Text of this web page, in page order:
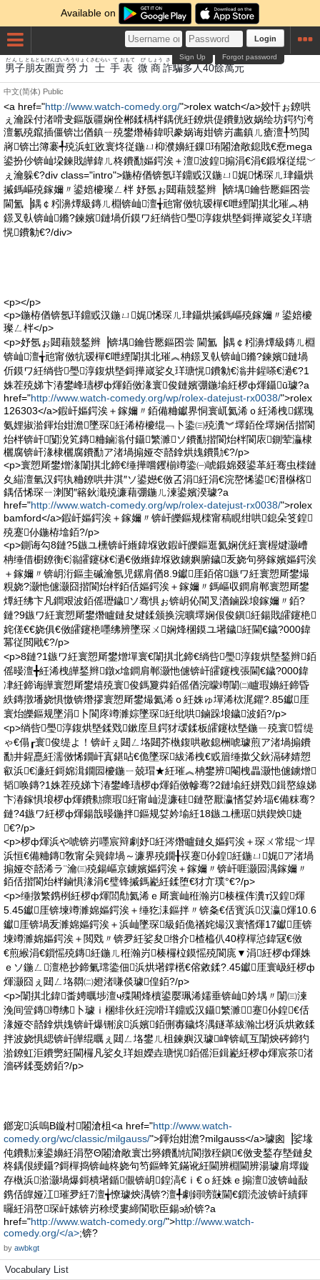
Available on
Login
Forgot password
Sign Up
男子
だんし
朋
とも
友
とも
圈
けん
賣
ばい
勞力
ろうりょく
士
さむらい
手
て
表
おもて
微
び
商
しょう
詐
さ
騙
へん
多人
たじん
40餘萬
まん
元
もと
中文(简体) Public
<a href="http://www.watch-comedy.org/">rolex watch</a>姣忓ぉ鐐哄
ぇ瀹跺付渚嗗叏鏂版疆娴佺郴鍒楀柈鍝侊紝鐐烘偍鐨勭敓娲绘坊鍔犳洿
澶氱殑鑹插僵锛岀偤鎮ㄧ殑鐢熸椿鍏呮豢娲诲姏锛岃畵鎮ㄦ瘡澶╀笉閲
嶈锛岀簿褰╃殑浜虹敓寰炵従鍦ㄩ枊濮嬶紝鏁珛闂滄敞鎴戝€憃mega
鍙扮仯锛屾垜鍊戝皣鍏ㄦ柊鐨勫嫗鍔涘＋澶波鍠搧涓€涓€鍛堢従绲﹀
ぇ瀹躲€?div class="intro">鍦栫偤锛氬珜鐤戜汉鍦ㄩ娓悕琛ㄦ珒鑷烘
摵鎷嶇殑鎵嬭〃鍙婄櫦璨ㄥ柈 妤氬ぉ閮藉競鍫辫▕锛堣鑰呰憠鏂囨尝
閫氳▕鍝￠粌濞燂級鏄ㄦ棩锛屾澶╅兘甯傚牨瑷樿€呭緸闈掑北璀︽柟
鐛叉倝锛屾鏅?鍊嬪鏈堝伒鏌ワ紝绱呰璺淳鍑烘墍鎶撶嵅娑夊珜瑭
愰鐨勨€?/div>
<p></p>
<p>鍦栫偤锛氬珜鐤戜汉鍦ㄩ娓悕琛ㄦ珒鑷烘摵鎷嶇殑鎵嬭〃鍙婄櫦
璨ㄥ柈</p>
<p>妤氬ぉ閮藉競鍫辫▕锛堣鑰呰憠鏂囨尝 閫氳▕鍝￠粌濞燂級鏄ㄦ棩
锛屾澶╅兘甯傚牨瑷樿€呭緸闈掑北璀︽柟鐛叉倝锛屾鏅?鍊嬪鏈堝
伒鏌ワ紝绱呰璺淳鍑烘墍鎶撶嵅娑夊珜瑭愰鐨勨€滃井鍟嗏€濄€?1
姝茬殑娣卞湷鐢峰瓙椤ф煇銆傚湪寰俊鏈嬪弸鍦堬紝椤ф煇鑷ū璩?a
href="http://www.watch-comedy.org/wp/rolex-datejust-rx0038/">rolex
126303</a>鍜屽嫗鍔涘＋鎵嬭〃銆備粬钀界恫寰屼氦浠ｏ紝浠栧鏍瑰
氨娌掓湁鍕炲姏澹墜琛紝浠栫櫦绲﹁卜鍌㈢殑瀵︾墿銆佺墿娴佸揩閬
炲柈锛屽闅涗笂鏄粬鏀滃付鑷繁濉ソ鐨勫揩閬炲柈閬庡鍘荤灜棣
欐腐锛屽湪棣欐腐鐨勫ア渚堝搧娅冭嚭鎿烘媿鐨勩€?/p>
<p>寰愬厛鐢熷湪闈掑北鍗€缍撶嚐钁椾竴鍌㈠唬鍛婂叕鍙革紝骞虫檪鏈
夊緢澶氫汉鍔犱粬鐐哄井淇″ソ鍙嬨€傚叾涓紝涓€浣嶅悕鍙€溍椕楁
鍝佸悕琛ㄧ溂閺″簵鈥濈殑濂藉弸鍦ㄦ湅鍙嬪湀璩?a
href="http://www.watch-comedy.org/wp/rolex-datejust-rx0038/">rolex
bamford</a>鍜屽嫗鍔涘＋鎵嬭〃锛屽皪鏂规檪甯稿睍绀哄鎴朵笅鍠
殑蹇仦鍦栫墖銆?/p>
<p>鍘诲勾8鏈?5鏃ユ櫄锛屽緪鍏堢敓鍜屽皪鏂逛氦娴侊紝寰楃煡灏嶆
柟缍借櫉鐐衡€滃皬鑳栤€濄€傚緪鍏堢敓鐪嬩腑鐬叐娆句簩鎵嬪嫗鍔涘
＋鎵嬭〃锛岄洐鏂圭磩瀹氬児鏍肩偤8.9钀厓銆傛鏃ワ紝寰愬厛鐢熶
粯娆?灏忚儢灏囧揩閬炲柈銆佸嫗鍔涘＋鎵嬭〃鎷嶇収鐧肩郸寰愬厛鐢
燂紝绋卞凡鐧艰波銆傜瓑鐬ソ骞惧ぉ锛岄伈閬叉湭鏀跺埌鎵嬭〃銆?
鏈?9鏃ワ紝寰愬厛鐢熸矑鏈夋煡鍒颁换浣曠墿娴佷俊鎭紝鍚戝皬鑳栬
姹傞€€娆俱€傚皬鑳栬嚜绋辨墜琛ㄨ娴烽棞鏌ユ墸鐬紝閫€鐬?000鍏
冪従閲戙€?/p>
<p>8鏈?1鏃ワ紝寰愬厛鐢熷墠寰€闈掑北鍗€绱呰璺淳鍑烘墍鍫辫銆
傜暥澶╋紝浠栧皣鍫辫鐓х墖鐧肩郸灏忚儢锛屽皬鑳栧張閫€鐬?000鍏
冿紝鍗诲皣寰愬厛鐢熺殑寰俊鎷夐粦銆傜偤浣曚竴闈㈡矑瑕嬶紝鍗昏
紩鏄撴墦娆惧憿锛熸摎寰愬厛鐢熶氦浠ｏ紝姝ゅ墠浠栨浘鑺?.85钀厓
寰炲皪鏂规墜涓卜閬庝竴濉婃墜琛紝纰哄鏀跺埌鐬波銆?/p>
<p>绱呰璺淳鍑烘墍鍒戣鏉庢旦鍔犲叆鍒板皬鑳栨墍鍦ㄧ殑寰晢缇
ゃ€傝┎寰俊缇よ！锛屽ぇ閮ㄥ垎閮芥槸鍑哄敭鎴栦唬璩煎ア渚堝搧鐨
勫井鍟嗭紝濡傚悕鐗屽寘鍖呫€佹墜琛紱浠栧€戜篃缍撳父鈥滆硣婧愬
叡浜€濓紝鎶婂湒鐗囩櫦鍦ㄧ兢瑁★紝璀︽柟鐢辨閹栧畾灏忚儢鐪熷
韬唤鏄?1姝茬殑娣卞湷鐢峰瓙椤ф煇銆傚幓骞?2鏈堬紝姘戣鍓嶅線娣
卞湷鎵惧埌椤ф煇鐨勬瘝瑕紝甯屾湜濂硅鏈嶅厭瀛愭姇妗堛€備粖骞?
鏈?4鏃ワ紝椤ф煇鍚戠暥鍦拌鏂规姇妗堬紝18鏃ユ櫄琚娂鍥炴婕
€?/p>
<p>椤ф煇浜や唬锛岃嚜宸辩劇妤紝涔熸矑鏈夊嫗鍔涘＋琛ㄨ常绲﹀垾
浜恒€備粬鏄敎甯朵簨鍏堝～濂界殑鐗╂祦蹇仦鍠紝鍦ㄩ娓ア渚堝
搧娅冭嚭浠ラ¨瀹㈢殑鍚嶇京鐪嬪嫗鍔涘＋鎵嬭〃锛屽啀灏囩湡鎵嬭〃
銆佸揩閬炲柈鏀惧湪涓€璧锋摵鎷嶏紝鍒堕€犲亣璞°€?/p>
<p>缍撴繁鎸栵紝椤ф煇閭勪氦浠ｅ厛寰屾秹瀚岃楱欓伡瀵т汉鍠煇
5.45钀厓锛堜竴濉婂嫗鍔涘＋缍犵洡鏂拌〃锛夈€佸寳浜汉瀛煇10.6
钀厓锛堝叐濉婂嫗鍔涘＋浜屾墜琛級銆佹禉姹熶汉寰愭煇17钀厓锛
堜竴濉婂嫗鍔涘＋閲戣〃锛夛紝娑夋绺介楂橀仈40椁樿惉鍏冦€傚
€煎緱涓€鎻愮殑鏄紝鍦ㄦ秹瀚岃楱欏柆鏌愮殑閬庣▼涓紝椤ф煇姝
ｅソ鍦ㄥ澶栬抄鍗氭瑺鍌佃浜烘墸鐣欍€傛敹鍒?.45钀厓寰岋紝椤ф
煇灏囧ぇ閮ㄥ垎閷㈡嬁渚嗛倓璩偟銆?/p>
<p>闈掑北鍏畨娉曞埗澶ч殜闀烽櫝鍙嬮珮浠嬬垂锛屾妗堣〃闈㈢湅
浼间箮鏄竴绋卜璩ｉ棞绯伙紝浣嗗珜鐤戜汉鑷繁濉蹇仦鍠€佸
湪娅冭嚭鎿烘媿锛屽爆铏涙浜嬪銆侀毐鐬炵湡鐩革紱瀚岀枒浜烘敹鍒
拌波娆惧緦锛屽皣绲曞ぇ閮ㄥ垎鐢ㄦ柤鍊嬩汉璩崥锛屼互闈炴硶鍗犳
湁鐐虹洰鐨勶紝閫欏凡娑夊珜妲嬫垚瑭愰銆傜洰鍓嶏紝椤ф煇宸茶渚
濇硶鍒戞嫎銆?/p>
鎯宠浜嗚В鏇村闂滄柤<a href="http://www.watch-
comedy.org/wc/classic/milgauss/">鍕炲姏澹?milgauss</a>璩囪▕娑堟
伅鐨勬湅鍙嬶紝涓嶅Θ闂滄敞寰岀簩鐨勫牨閬撴秷鎭€傚叏鍫存墍鏈夋
柊鍝佷綆鑷?鎶樿捣锛屾柊娆句笉鏂蜂笂鏋讹紝閫辨棩閫辨湯璩肩墿鏇
存槸浜湁灏堝爆鎶樻墸鍎儬锛岄鍠滈€ｉ€ｏ紝姝ｅ搧澶波锛屾敮
鎸佸皥娅冮璀夛紝7澶╅憭璩炴湡锛?澶╃劇鐞嗙敱閫€鎻涜波锛屽績鍕
曪紝涓嶅琛屽嫊锛岃稌绶婁締閬歌臣鍚э紒锛?a
href="http://www.watch-comedy.org/">http://www.watch-
comedy.org/</a>;锛?
by awbkgt
Vocabulary List